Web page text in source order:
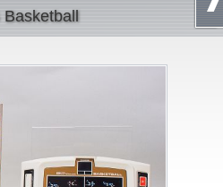
Basketball